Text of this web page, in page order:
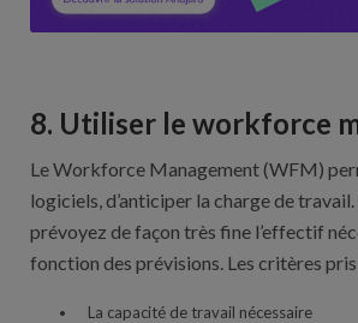
8. Utiliser le workforce
Le Workforce Management (WFM)
logiciels, d’anticiper la charge de travail.
prévoyez de façon très fine l’effectif
fonction des prévisions. Les critères
La capacité de travail nécessaire